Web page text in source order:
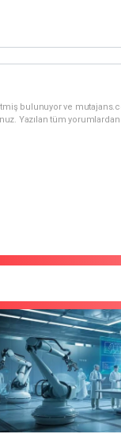
bulunuyor ve
Yazılan tüm